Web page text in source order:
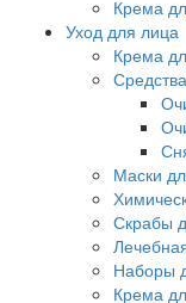
Крема
Уход для лица
Крема
Маски
Скрабы
Наборы
Крема